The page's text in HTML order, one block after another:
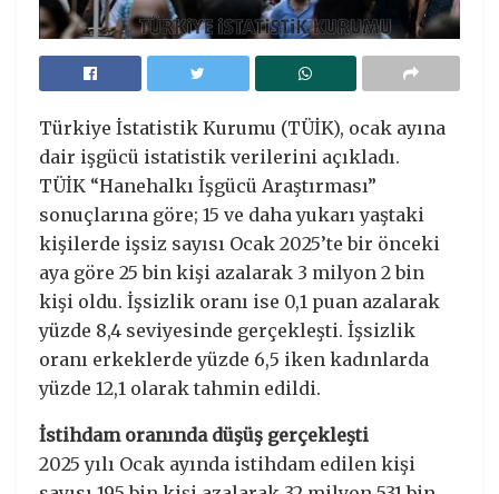
Türkiye İstatistik Kurumu (TÜİK), ocak ayına
dair işgücü istatistik verilerini açıkladı.
TÜİK “Hanehalkı İşgücü Araştırması”
sonuçlarına göre; 15 ve daha yukarı yaştaki
kişilerde işsiz sayısı Ocak 2025’te bir önceki
aya göre 25 bin kişi azalarak 3 milyon 2 bin
kişi oldu. İşsizlik oranı ise 0,1 puan azalarak
yüzde 8,4 seviyesinde gerçekleşti. İşsizlik
oranı erkeklerde yüzde 6,5 iken kadınlarda
yüzde 12,1 olarak tahmin edildi.
İstihdam oranında düşüş gerçekleşti
2025 yılı Ocak ayında istihdam edilen kişi